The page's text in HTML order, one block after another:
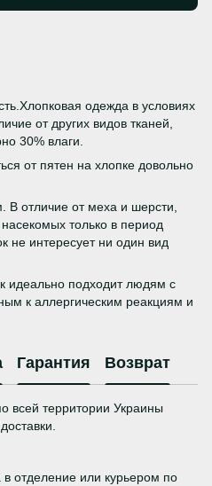
одежда в условиях
от других видов тканей,
30% влаги.
от пятен на хлопке довольно
В отличие от меха и шерсти,
только в период
не интересует ни один вид
идеально подходит людям с
к аллергическим реакциям и
Гарантия Возврат
всей территории Украины
отделение или курьером по